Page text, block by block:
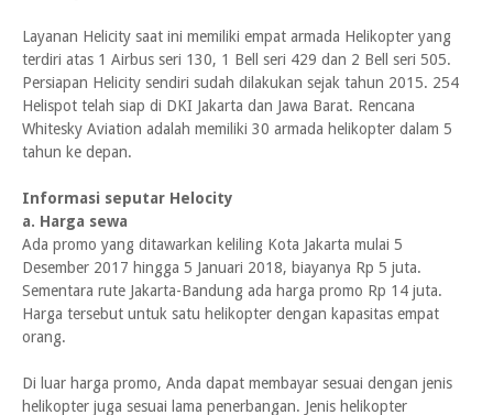
Layanan Helicity saat ini memiliki empat armada Helikopter yang
terdiri atas 1 Airbus seri 130, 1 Bell seri 429 dan 2 Bell seri 505.
Persiapan Helicity sendiri sudah dilakukan sejak tahun 2015. 254
Helispot telah siap di DKI Jakarta dan Jawa Barat. Rencana
Whitesky Aviation adalah memiliki 30 armada helikopter dalam 5
tahun ke depan.
Informasi seputar Helocity
a. Harga sewa
Ada promo yang ditawarkan keliling Kota Jakarta mulai 5
Desember 2017 hingga 5 Januari 2018, biayanya Rp 5 juta.
Sementara rute Jakarta-Bandung ada harga promo Rp 14 juta.
Harga tersebut untuk satu helikopter dengan kapasitas empat
orang.
Di luar harga promo, Anda dapat membayar sesuai dengan jenis
helikopter juga sesuai lama penerbangan. Jenis helikopter